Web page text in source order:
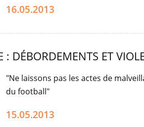
16.05.2013
DÉBORDEMENTS ET
"Ne laissons pas les actes de
du football"
15.05.2013